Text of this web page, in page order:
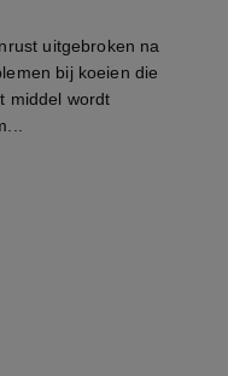
uitgebroken na
bij koeien die
middel wordt